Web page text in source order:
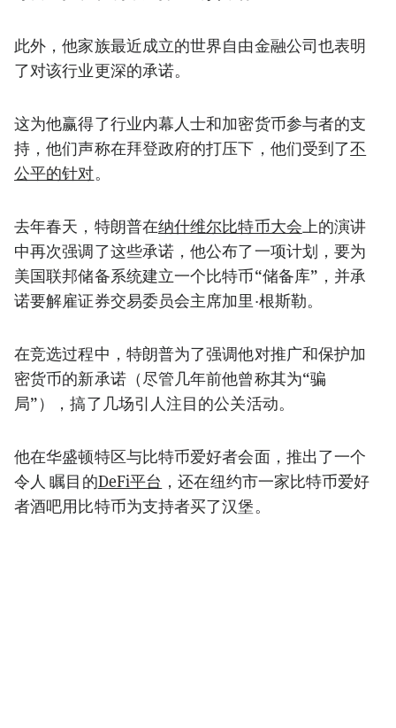
此外，他家族最近成立的世界自由金融公司也表明
了对该行业更深的承诺。
这为他赢得了行业内幕人士和加密货币参与者的支
持，他们声称在拜登政府的打压下，他们受到了不
公平的针对。
去年春天，特朗普在纳什维尔比特币大会上的演讲
中再次强调了这些承诺，他公布了一项计划，要为
美国联邦储备系统建立一个比特币“储备库”，并承
诺要解雇证券交易委员会主席加里·根斯勒。
在竞选过程中，特朗普为了强调他对推广和保护加
密货币的新承诺（尽管几年前他曾称其为“骗
局”），搞了几场引人注目的公关活动。
他在华盛顿特区与比特币爱好者会面，推出了一个
令人 瞩目的DeFi平台 ，还在纽约市一家比特币爱好
者酒吧用比特币为支持者买了汉堡。